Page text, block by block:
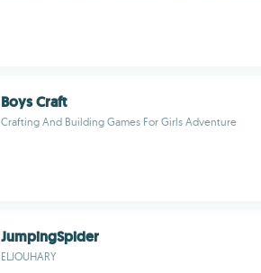
Boys Craft
Crafting And Building Games For Girls Adventure
JumpingSpider
ELJOUHARY